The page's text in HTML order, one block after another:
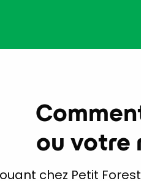
ou votre
chez Petit